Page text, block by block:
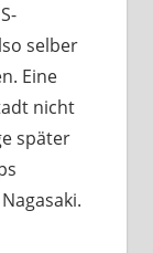
selber
Eine
nicht
später